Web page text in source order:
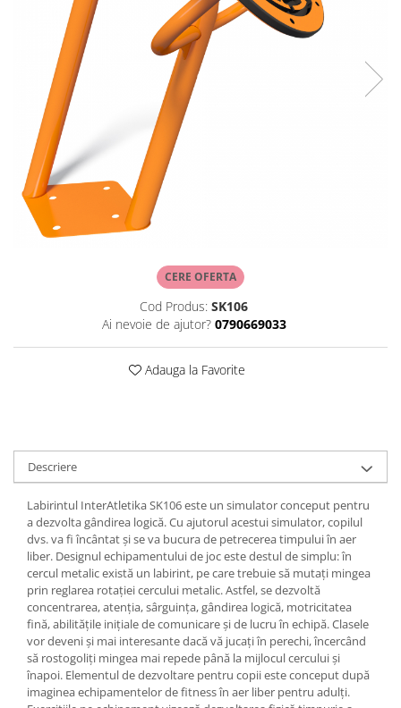
CERE OFERTA
Cod Produs: SK106
Ai nevoie de ajutor? 0790669033
Adauga la Favorite
Descriere
Labirintul InterAtletika SK106 este un simulator conceput pentru
a dezvolta gândirea logică. Cu ajutorul acestui simulator, copilul
dvs. va fi încântat și se va bucura de petrecerea timpului în aer
liber. Designul echipamentului de joc este destul de simplu: în
cercul metalic există un labirint, pe care trebuie să mutați mingea
prin reglarea rotației cercului metalic. Astfel, se dezvoltă
concentrarea, atenția, sârguința, gândirea logică, motricitatea
fină, abilitățile inițiale de comunicare și de lucru în echipă. Clasele
vor deveni și mai interesante dacă vă jucați în perechi, încercând
să rostogoliți mingea mai repede până la mijlocul cercului și
înapoi. Elementul de dezvoltare pentru copii este conceput după
imaginea echipamentelor de fitness în aer liber pentru adulți.